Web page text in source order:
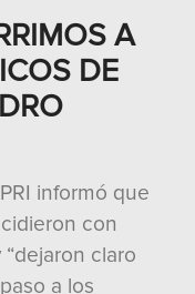
A
DE
informó que
con
claro
a los